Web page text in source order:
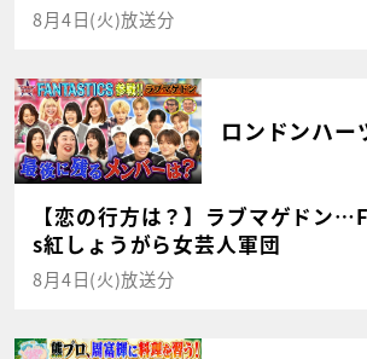
8月4日(火)放送分
ロンドンハー
【恋の行方は？】ラブマゲドン
s紅しょうがら女芸人軍団
8月4日(火)放送分